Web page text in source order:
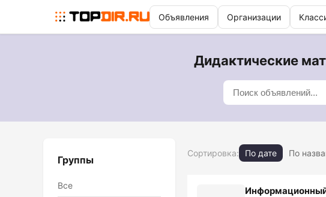
Объявления Организации
Дидактические
Группы
Все
Сортировка: По дате По